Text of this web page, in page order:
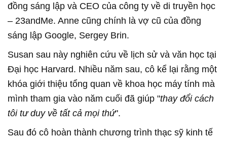
đồng sáng lập và CEO của công ty về di truyền học
– 23andMe. Anne cũng chính là vợ cũ của đồng
sáng lập Google, Sergey Brin.
Susan sau này nghiên cứu về lịch sử và văn học tại
Đại học Harvard. Nhiều năm sau, cô kể lại rằng một
khóa giới thiệu tổng quan về khoa học máy tính mà
mình tham gia vào năm cuối đã giúp "thay đổi cách
tôi tư duy về tất cả mọi thứ".
Sau đó cô hoàn thành chương trình thạc sỹ kinh tế